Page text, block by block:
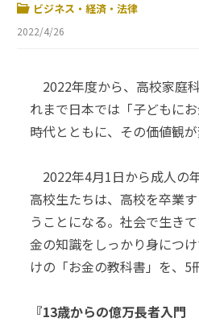
ビジネス・経済・法律
2022/4/26
2022年度から、高校家庭
れまで日本では「子どもに
時代とともに、その価値観が
2022年4月1日から成人の
高校生たちは、高校を卒業
うことになる。社会で生き
金の知識をしっかり身につ
けの「お金の教科書」を、5
『13歳からの億万長者入門